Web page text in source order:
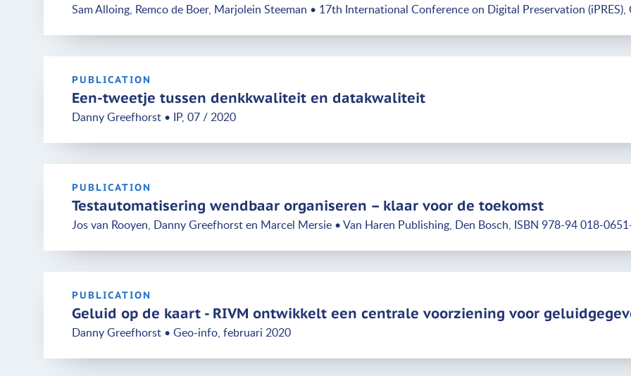
Sam Alloing, Remco de Boer, Marjolein Steeman • 17th International Conference on Digital Preservation
PUBLICATION
Een-tweetje tussen denkkwaliteit en datakwaliteit
Danny Greefhorst • IP, 07 / 2020
PUBLICATION
Testautomatisering wendbaar organiseren – klaar voor de toekomst
Jos van Rooyen, Danny Greefhorst en Marcel Mersie • Van Haren Publishing, Den Bosch, ISBN 978-94 018-
PUBLICATION
Geluid op de kaart - RIVM ontwikkelt een centrale voorziening voor
Danny Greefhorst • Geo-info, februari 2020